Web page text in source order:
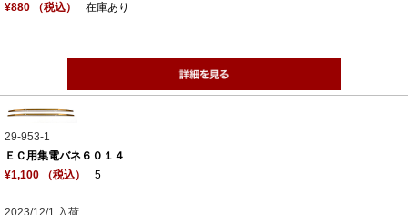
¥880 （税込）
在庫あり
29-953-1
ＥＣ用集電バネ６０１４
¥1,100 （税込）
5
2023/12/1 入荷